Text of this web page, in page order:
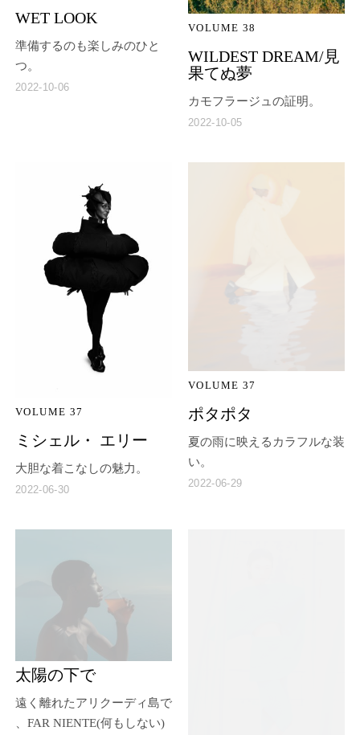
WET LOOK
準備するのも楽しみのひと
つ。
2022-10-06
VOLUME 38
WILDEST DREAM/見
果てぬ夢
カモフラージュの証明。
2022-10-05
VOLUME 37
ミシェル・ エリー
大胆な着こなしの魅力。
2022-06-30
VOLUME 37
ポタポタ
夏の雨に映えるカラフルな装
い。
2022-06-29
太陽の下で
遠く離れたアリクーディ島で
、FAR NIENTE(何もしない)